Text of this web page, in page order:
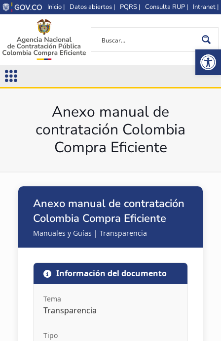
Inicio | Datos abiertos | PQRS | Consulta RUP | Intranet |
Anexo manual de
contratación Colombia
Compra Eficiente
Anexo manual de contratación
Colombia Compra Eficiente
Manuales y Guías | Transparencia
Información del documento
Tema
Transparencia
Tipo